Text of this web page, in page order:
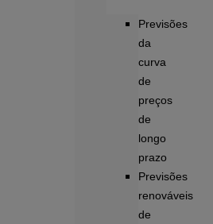
Previsões
da
curva
de
preços
de
longo
prazo
Previsões
renováveis
de